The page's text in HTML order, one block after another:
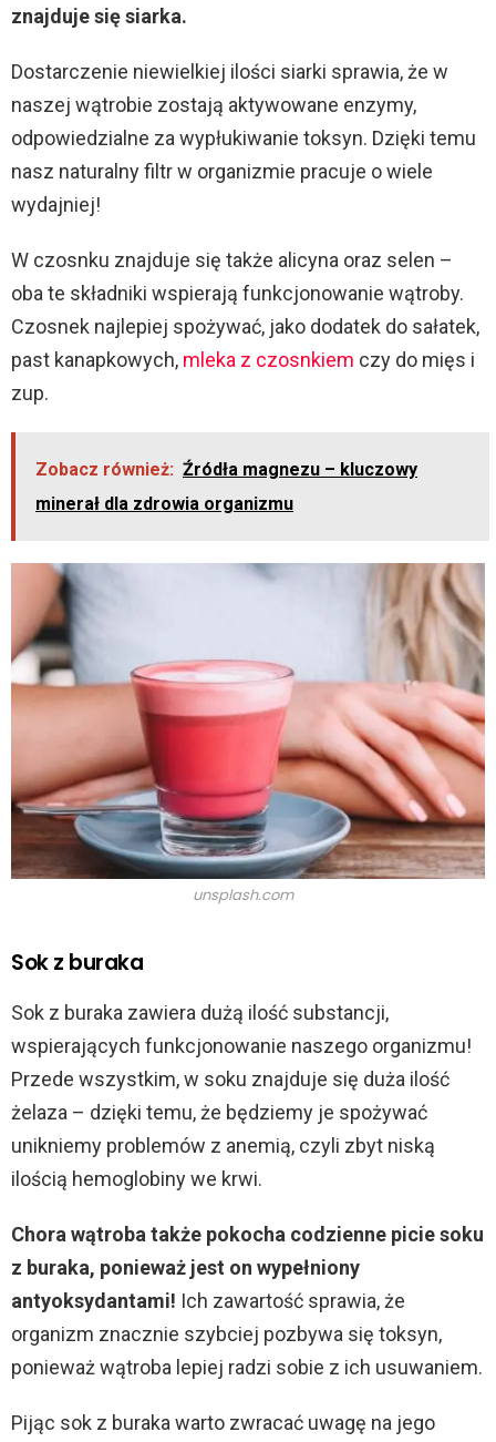
znajduje się siarka.
Dostarczenie niewielkiej ilości siarki sprawia, że w
naszej wątrobie zostają aktywowane enzymy,
odpowiedzialne za wypłukiwanie toksyn. Dzięki temu
nasz naturalny filtr w organizmie pracuje o wiele
wydajniej!
W czosnku znajduje się także alicyna oraz selen –
oba te składniki wspierają funkcjonowanie wątroby.
Czosnek najlepiej spożywać, jako dodatek do sałatek,
past kanapkowych, mleka z czosnkiem czy do mięs i
zup.
Zobacz również: Źródła magnezu – kluczowy
minerał dla zdrowia organizmu
unsplash.com
Sok z buraka
Sok z buraka zawiera dużą ilość substancji,
wspierających funkcjonowanie naszego organizmu!
Przede wszystkim, w soku znajduje się duża ilość
żelaza – dzięki temu, że będziemy je spożywać
unikniemy problemów z anemią, czyli zbyt niską
ilością hemoglobiny we krwi.
Chora wątroba także pokocha codzienne picie soku
z buraka, ponieważ jest on wypełniony
antyoksydantami! Ich zawartość sprawia, że
organizm znacznie szybciej pozbywa się toksyn,
ponieważ wątroba lepiej radzi sobie z ich usuwaniem.
Pijąc sok z buraka warto zwracać uwagę na jego